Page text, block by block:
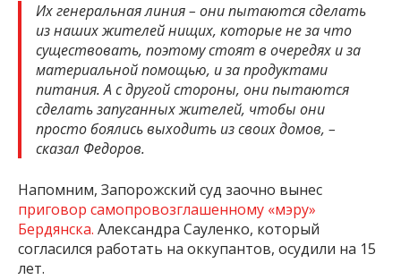
Их генеральная линия – они пытаются сделать
из наших жителей нищих, которые не за что
существовать, поэтому стоят в очередях и за
материальной помощью, и за продуктами
питания. А с другой стороны, они пытаются
сделать запуганных жителей, чтобы они
просто боялись выходить из своих домов, –
сказал Федоров.
Напомним, Запорожский суд заочно вынес
приговор самопровозглашенному «мэру»
Бердянска. Александра Сауленко, который
согласился работать на оккупантов, осудили на 15
лет.